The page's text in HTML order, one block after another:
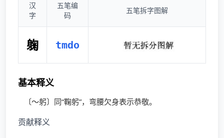
汉
字
五笔编
码
五笔拆字图解
躹 tmdo
基本释义
〔～躬〕同“鞠躬”，弯腰欠身表示恭敬。
贡献释义